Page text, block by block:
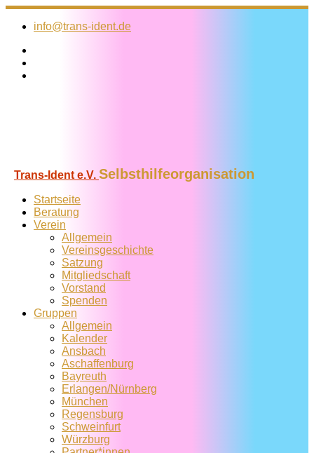
Zum
Inhalt
info@trans-ident.de
Trans-Ident e.V. Selbsthilfeorganisation
Startseite
Beratung
Verein
Allgemein
Vereins­geschichte
Satzung
Mitglied­schaft
Vorstand
Spenden
Gruppen
Allgemein
Kalender
Ansbach
Aschaffenburg
Bayreuth
Erlangen/Nürnberg
München
Regensburg
Schweinfurt
Würzburg